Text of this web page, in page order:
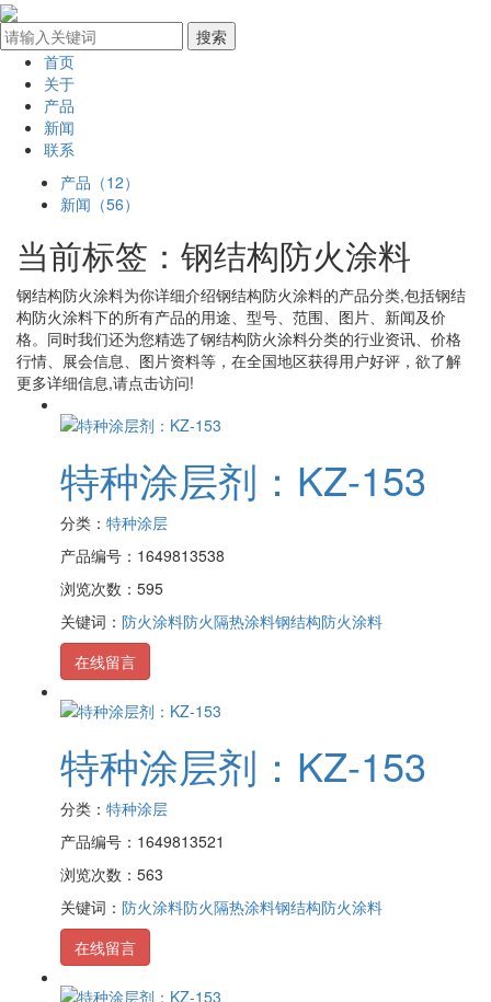
首页
关于
产品
新闻
联系
产品（12）
新闻（56）
当前标签： 钢结构防火涂料
钢结构防火涂料为你详细介绍钢结构防火涂料的产品分类,包括钢结
构防火涂料下的所有产品的用途、型号、范围、图片、新闻及价
格。同时我们还为您精选了钢结构防火涂料分类的行业资讯、价格
行情、展会信息、图片资料等，在全国地区获得用户好评，欲了解
更多详细信息,请点击访问!
特种涂层剂：KZ-153
分类： 特种涂层
产品编号：1649813538
浏览次数：595
关键词： 防火涂料防火隔热涂料钢结构防火涂料
在线留言
特种涂层剂：KZ-153
分类： 特种涂层
产品编号：1649813521
浏览次数：563
关键词： 防火涂料防火隔热涂料钢结构防火涂料
在线留言